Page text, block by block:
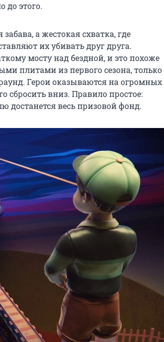
этого.
а жестокая схватка, где
их убивать друг друга.
мосту над бездной, и это похоже
плитами из первого сезона, только
Герои оказываются на огромных
сбросить вниз. Правило простое:
достанется весь призовой фонд.